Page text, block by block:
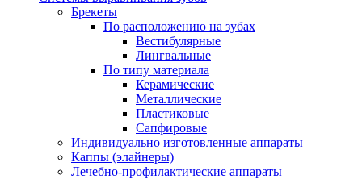
Брекеты
По расположению на зубах
Вестибулярные
Лингвальные
По типу материала
Керамические
Металлические
Пластиковые
Сапфировые
Индивидуально изготовленные аппараты
Каппы (элайнеры)
Лечебно-профилактические аппараты